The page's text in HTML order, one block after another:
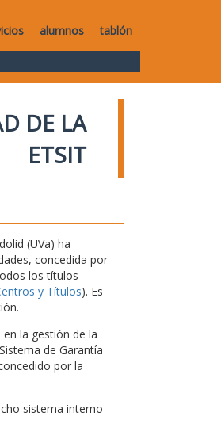
alumnos tablón
DE LA
ETSIT
(UVa) ha
concedida por
los títulos
y Títulos). Es
la gestión de la
de Garantía
por la
sistema interno